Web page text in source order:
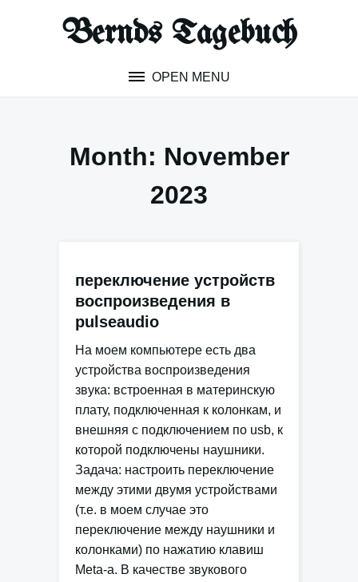
Bernds Tagebuch
OPEN MENU
Month: November
2023
переключение устройств
воспроизведения в
pulseaudio
На моем компьютере есть два
устройства воспроизведения
звука: встроенная в материнскую
плату, подключенная к колонкам, и
внешняя с подключением по usb, к
которой подключены наушники.
Задача: настроить переключение
между этими двумя устройствами
(т.е. в моем случае это
переключение между наушники и
колонками) по нажатию клавиш
Meta-a. В качестве звукового